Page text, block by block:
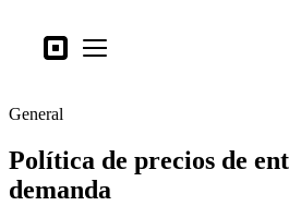
SquareOpen menu
Tipos de negocio
Hardware
Precios
Lo último
General
Política de precios de
demanda